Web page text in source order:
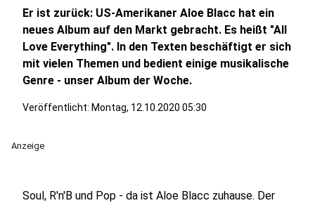
Er ist zurück: US-Amerikaner Aloe Blacc hat ein
neues Album auf den Markt gebracht. Es heißt "All
Love Everything". In den Texten beschäftigt er sich
mit vielen Themen und bedient einige musikalische
Genre - unser Album der Woche.
Veröffentlicht: Montag, 12.10.2020 05:30
Anzeige
Soul, R'n'B und Pop - da ist Aloe Blacc zuhause. Der